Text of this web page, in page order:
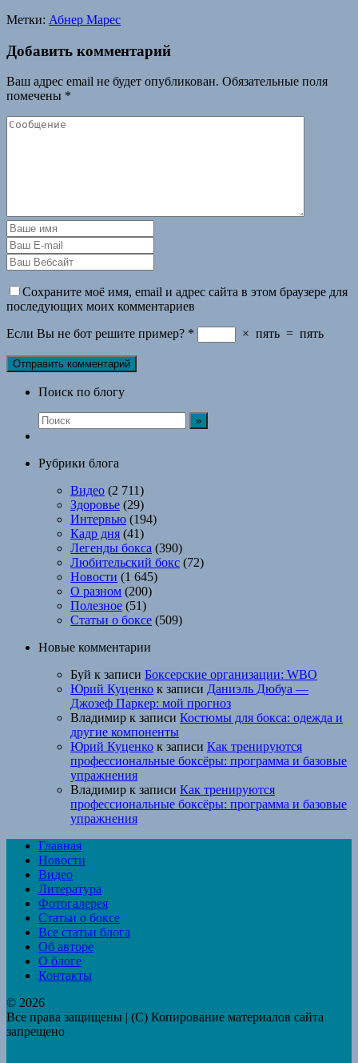
Метки: Абнер Марес
Добавить комментарий
Ваш адрес email не будет опубликован. Обязательные поля
помечены *
Сохраните моё имя, email и адрес сайта в этом браузере для
последующих моих комментариев
Если Вы не бот решите пример? * × пять = пять
Поиск по блогу
Рубрики блога
Видео (2 711)
Здоровье (29)
Интервью (194)
Кадр дня (41)
Легенды бокса (390)
Любительский бокс (72)
Новости (1 645)
О разном (200)
Полезное (51)
Статьи о боксе (509)
Новые комментарии
Буй к записи Боксерские организации: WBO
Юрий Куценко к записи Даниэль Дюбуа —
Джозеф Паркер: мой прогноз
Владимир к записи Костюмы для бокса: одежда и
другие компоненты
Юрий Куценко к записи Как тренируются
профессиональные боксёры: программа и базовые
упражнения
Владимир к записи Как тренируются
профессиональные боксёры: программа и базовые
упражнения
Главная
Новости
Видео
Литература
Фотогалерея
Статьи о боксе
Все статьи блога
Об авторе
О блоге
Контакты
© 2026
Все права защищены | (C) Копирование материалов сайта
запрещено